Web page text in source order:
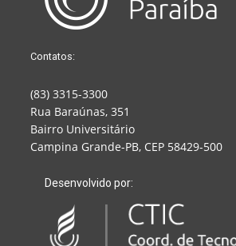
Contatos:
(83) 3315-3300
Rua Baraúnas, 351
Bairro Universitário
Campina Grande-PB, CEP 58429-500
Desenvolvido por: